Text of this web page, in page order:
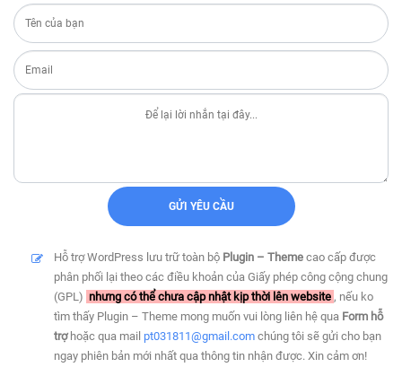
Hỗ trợ WordPress lưu trữ toàn bộ Plugin – Theme cao cấp được
phân phối lại theo các điều khoản của Giấy phép công cộng chung
(GPL) nhưng có thể chưa cập nhật kịp thời lên website , nếu ko
tìm thấy Plugin – Theme mong muốn vui lòng liên hệ qua Form hỗ
trợhoặc qua mail pt031811@gmail.com chúng tôi sẽ gửi cho bạn
ngay phiên bản mới nhất qua thông tin nhận được. Xin cảm ơn!